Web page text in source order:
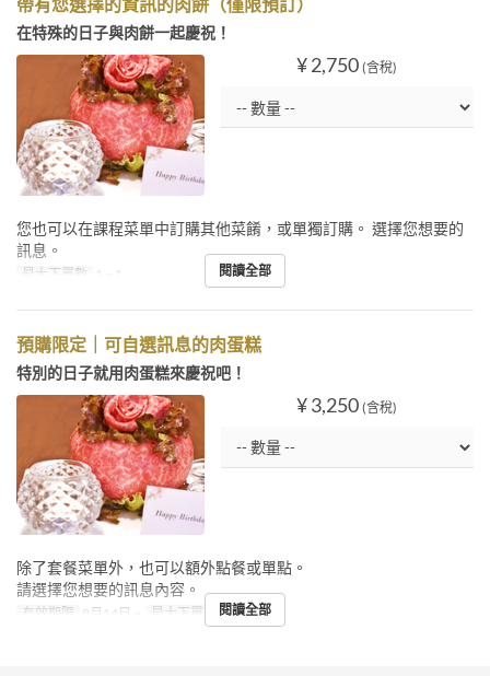
在特殊的日子與肉餅一起慶祝！
¥ 2,750 (含稅)
您也可以在課程菜單中訂購其他菜餚，或單獨訂購。 選擇您想要的
訊息。
最大下單數 1 ~ 1 閱讀全部
預購限定｜可自選訊息的肉蛋糕
特別的日子就用肉蛋糕來慶祝吧！
¥ 3,250 (含稅)
除了套餐菜單外，也可以額外點餐或單點。
請選擇您想要的訊息內容。
有效期限 8月14日 ~ 最大下單數 1 ~ 1
閱讀全部